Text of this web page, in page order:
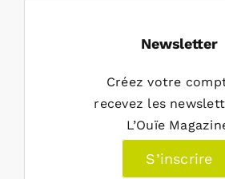
Newsletter
Créez votre
recevez les
L’Ouïe
S’inscrire